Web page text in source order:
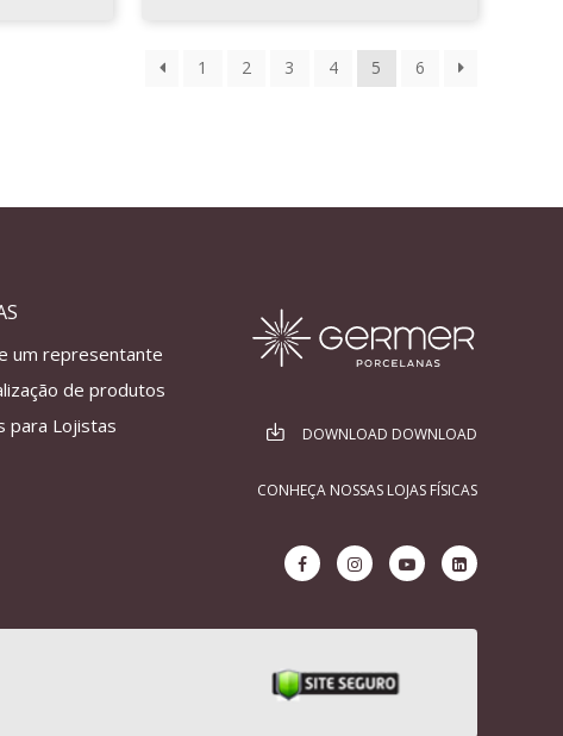
1 2 3 4 5 6
um representante
de produtos
para Lojistas
DOWNLOAD DOWNLOAD
CONHEÇA NOSSAS LOJAS FÍSICAS